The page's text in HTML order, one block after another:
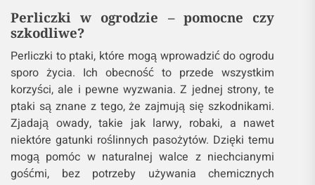
Perliczki w ogrodzie – pomocne czy
szkodliwe?
Perliczki to ptaki, które mogą wprowadzić do ogrodu
sporo życia. Ich obecność to przede wszystkim
korzyści, ale i pewne wyzwania. Z jednej strony, te
ptaki są znane z tego, że zajmują się szkodnikami.
Zjadają owady, takie jak larwy, robaki, a nawet
niektóre gatunki roślinnych pasożytów. Dzięki temu
mogą pomóc w naturalnej walce z niechcianymi
gośćmi, bez potrzeby używania chemicznych